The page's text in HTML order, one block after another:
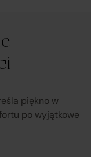
piękno w
po wyjątkowe
od
sprzedaży